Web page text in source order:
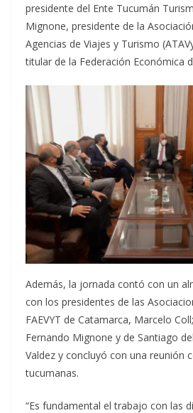
presidente del Ente Tucumán
Mignone, presidente de la
Agencias de Viajes y Turismo
titular de la Federación Económica
Además, la jornada contó con un
con los presidentes de las
FAEVYT de Catamarca, Marcelo
Fernando Mignone y de Santiago
Valdez y concluyó con una reunión
tucumanas.
“Es fundamental el trabajo con las